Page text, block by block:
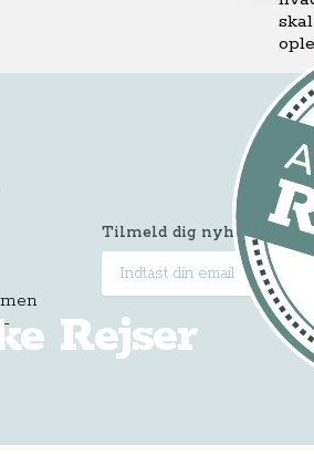
Tilmeld dig nyhedsbrevet
Rejser